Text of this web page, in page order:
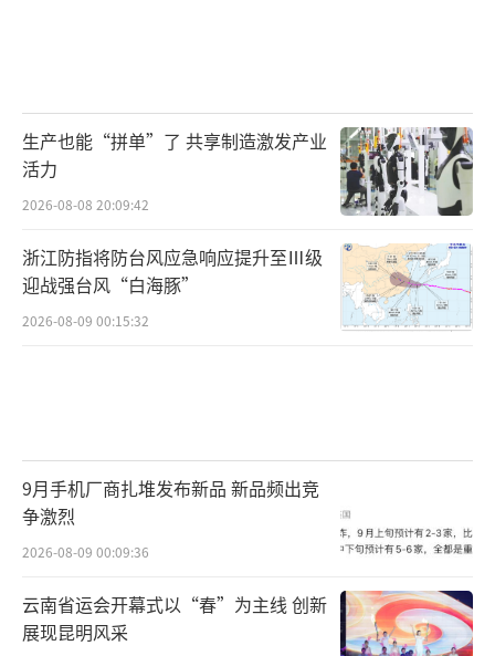
生产也能“拼单”了 共享制造激发产业
活力
2026-08-08 20:09:42
浙江防指将防台风应急响应提升至Ⅲ级
迎战强台风“白海豚”
2026-08-09 00:15:32
9月手机厂商扎堆发布新品 新品频出竞
争激烈
2026-08-09 00:09:36
云南省运会开幕式以“春”为主线 创新
展现昆明风采